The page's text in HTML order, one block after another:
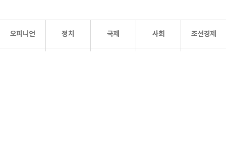
오피니언 정치 국제 사회 조선경제